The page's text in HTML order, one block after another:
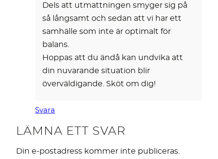
Dels att utmattningen smyger sig på
så långsamt och sedan att vi har ett
samhälle som inte är optimalt för
balans.
Hoppas att du ändå kan undvika att
din nuvarande situation blir
överväldigande. Sköt om dig!
Svara
LÄMNA ETT SVAR
Din e-postadress kommer inte publiceras.